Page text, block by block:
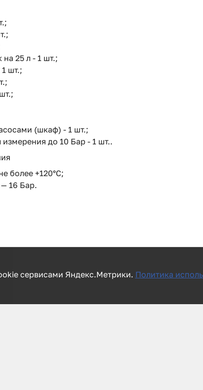
25 л - 1 шт.;
шт.;
(шкаф) - 1 шт.;
до 10 Бар - 1 шт..
более +120°С;
16 Бар.
сервисами Яндекс.Метрики. Политика